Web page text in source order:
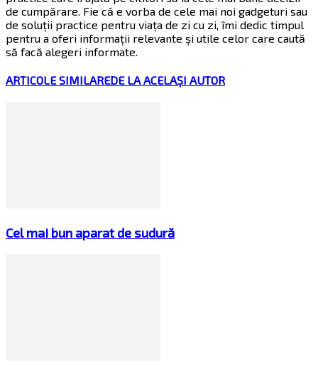
de cumpărare. Fie că e vorba de cele mai noi gadgeturi sau
de soluții practice pentru viața de zi cu zi, îmi dedic timpul
pentru a oferi informații relevante și utile celor care caută
să facă alegeri informate.
ARTICOLE SIMILAREDE LA ACELAȘI AUTOR
Cel mai bun aparat de sudură